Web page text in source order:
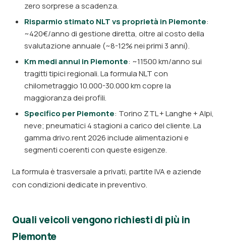
zero sorprese a scadenza.
Risparmio stimato NLT vs proprietà in Piemonte:
~420€/anno di gestione diretta, oltre al costo della
svalutazione annuale (~8-12% nei primi 3 anni).
Km medi annui in Piemonte: ~11500 km/anno sui
tragitti tipici regionali. La formula NLT con
chilometraggio 10.000-30.000 km copre la
maggioranza dei profili.
Specifico per Piemonte: Torino ZTL + Langhe + Alpi,
neve; pneumatici 4 stagioni a carico del cliente. La
gamma drivo.rent 2026 include alimentazioni e
segmenti coerenti con queste esigenze.
La formula è trasversale a privati, partite IVA e aziende
con condizioni dedicate in preventivo.
Quali veicoli vengono richiesti di più in
Piemonte